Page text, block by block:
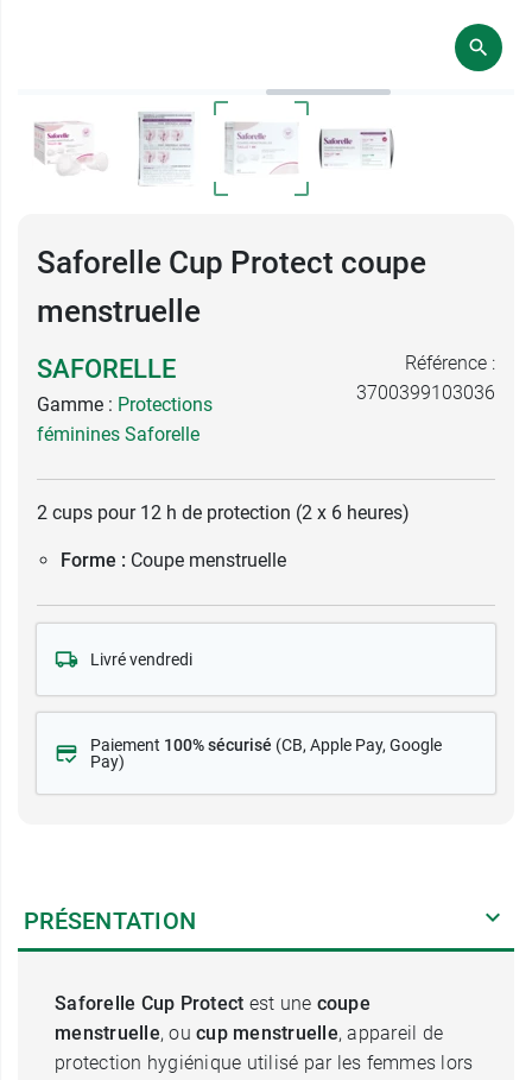
Saforelle Cup Protect coupe
menstruelle
SAFORELLE
Gamme : Protections
féminines Saforelle
Référence :
3700399103036
2 cups pour 12 h de protection (2 x 6 heures)
Forme : Coupe menstruelle
Livré vendredi
Paiement 100% sécurisé (CB, Apple Pay, Google
Pay)
PRÉSENTATION
Saforelle Cup Protect est une coupe
menstruelle, ou cup menstruelle, appareil de
protection hygiénique utilisé par les femmes lors